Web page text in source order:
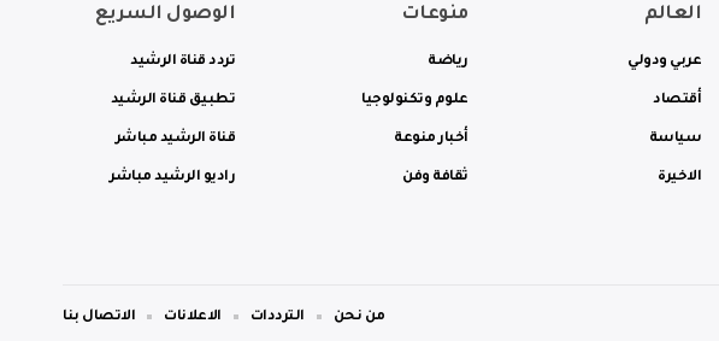
العالم
عربي ودولي
أقتصاد
سياسة
الاخيرة
منوعات
رياضة
علوم وتكنولوجيا
أخبار منوعة
ثقافة وفن
الوصول السريع
تردد قناة الرشيد
تطبيق قناة الرشيد
قناة الرشيد مباشر
راديو الرشيد مباشر
من نحن الترددات الاعلانات الاتصال بنا